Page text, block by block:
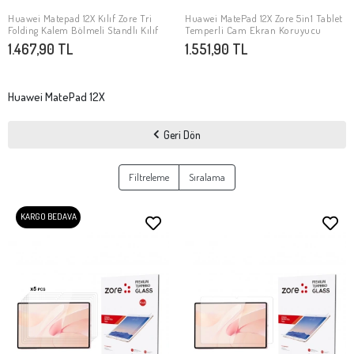
SEPETE EKLE
Huawei Matepad 12X Kılıf Zore Tri
Folding Kalem Bölmeli Standlı Kılıf
1.467,90 TL
SEPETE EKLE
Huawei MatePad 12X Zore 5in1 Tablet
Temperli Cam Ekran Koruyucu
1.551,90 TL
Huawei MatePad 12X
Geri Dön
Filtreleme Sıralama
KARGO BEDAVA